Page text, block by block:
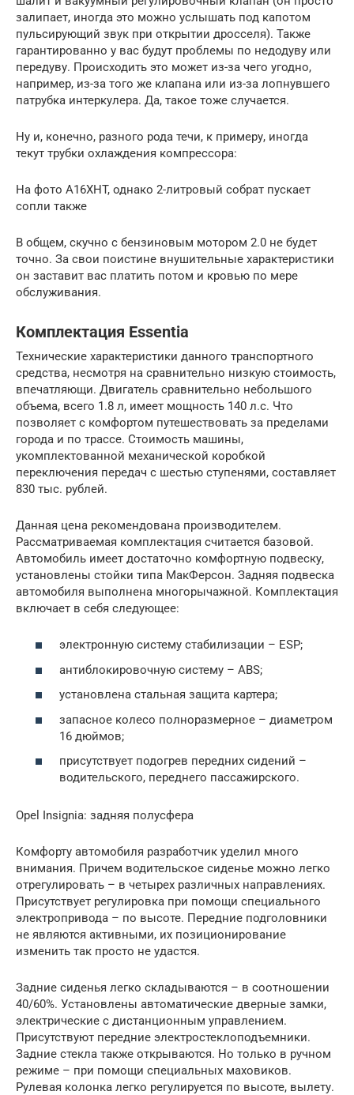
залипает, иногда это можно услышать под капотом
пульсирующий звук при открытии дросселя). Также
гарантированно у вас будут проблемы по недодуву или
передуву. Происходить это может из-за чего угодно,
например, из-за того же клапана или из-за лопнувшего
патрубка интеркулера. Да, такое тоже случается.
Ну и, конечно, разного рода течи, к примеру, иногда
текут трубки охлаждения компрессора:
На фото A16XHT, однако 2-литровый собрат пускает
сопли также
В общем, скучно с бензиновым мотором 2.0 не будет
точно. За свои поистине внушительные характеристики
он заставит вас платить потом и кровью по мере
обслуживания.
Комплектация Essentia
Технические характеристики данного транспортного
средства, несмотря на сравнительно низкую стоимость,
впечатляющи. Двигатель сравнительно небольшого
объема, всего 1.8 л, имеет мощность 140 л.с. Что
позволяет с комфортом путешествовать за пределами
города и по трассе. Стоимость машины,
укомплектованной механической коробкой
переключения передач с шестью ступенями, составляет
830 тыс. рублей.
Данная цена рекомендована производителем.
Рассматриваемая комплектация считается базовой.
Автомобиль имеет достаточно комфортную подвеску,
установлены стойки типа МакФерсон. Задняя подвеска
автомобиля выполнена многорычажной. Комплектация
включает в себя следующее:
электронную систему стабилизации – ESP;
антиблокировочную систему – ABS;
установлена стальная защита картера;
запасное колесо полноразмерное – диаметром
16 дюймов;
присутствует подогрев передних сидений –
водительского, переднего пассажирского.
Opel Insignia: задняя полусфера
Комфорту автомобиля разработчик уделил много
внимания. Причем водительское сиденье можно легко
отрегулировать – в четырех различных направлениях.
Присутствует регулировка при помощи специального
электропривода – по высоте. Передние подголовники
не являются активными, их позиционирование
изменить так просто не удастся.
Задние сиденья легко складываются – в соотношении
40/60%. Установлены автоматические дверные замки,
электрические с дистанционным управлением.
Присутствуют передние электростеклоподъемники.
Задние стекла также открываются. Но только в ручном
режиме – при помощи специальных маховиков.
Рулевая колонка легко регулируется по высоте, вылету.